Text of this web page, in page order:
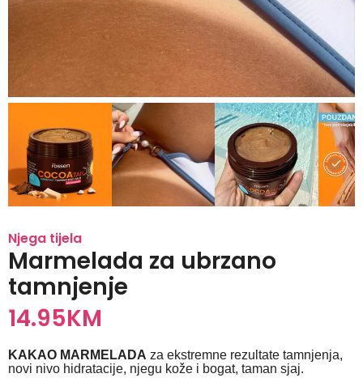
Njega tijela
Marmelada za ubrzano
tamnjenje
14.95KM
KAKAO MARMELADA za ekstremne rezultate tamnjenja,
novi nivo hidratacije, njegu kože i bogat, taman sjaj.